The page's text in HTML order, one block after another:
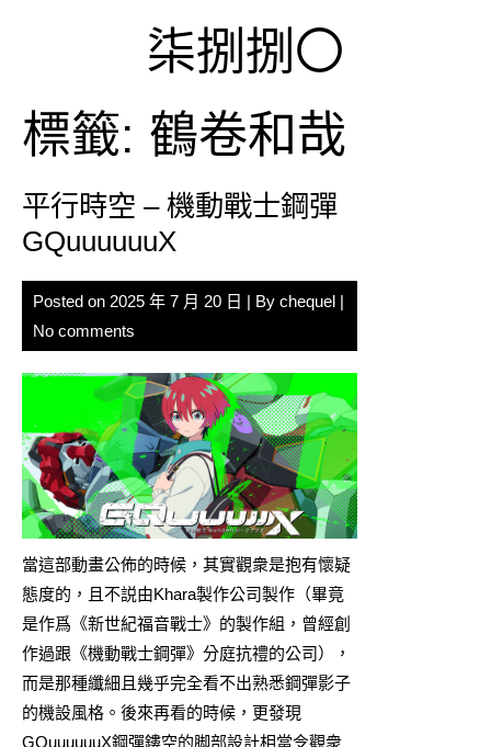
柒捌捌〇
標籤: 鶴卷和哉
平行時空 – 機動戰士鋼彈
GQuuuuuuX
Posted on 2025 年 7 月 20 日 | By chequel |
No comments
當這部動畫公佈的時候，其實觀衆是抱有懷疑
態度的，且不説由Khara製作公司製作（畢竟
是作爲《新世紀福音戰士》的製作組，曾經創
作過跟《機動戰士鋼彈》分庭抗禮的公司），
而是那種纖細且幾乎完全看不出熟悉鋼彈影子
的機設風格。後來再看的時候，更發現
GQuuuuuuX鋼彈鏤空的脚部設計相當令觀衆